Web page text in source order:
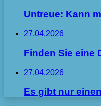
Untreue: Kann
27.04.2026
Finden Sie eine
27.04.2026
Es gibt nur